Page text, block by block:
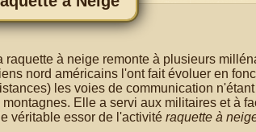
raquette à neige remonte à plusieurs
nord américains l'ont fait évoluer en
les voies de communication
Elle a servi aux militaires et à
véritable essor de l'activité raquette à